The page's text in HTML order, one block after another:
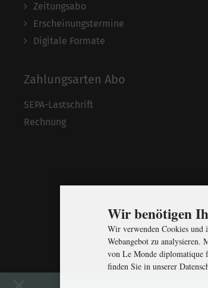
Zeitungsabo
Erscheinungstermine
Digitale Formate
Zahlungsarten Abo
SEPA-Lastschrift
Rechnung
Wir benötigen
Wir verwenden Cookies und
Webangebot zu analysieren.
von Le Monde diplomatique
finden Sie in unserer